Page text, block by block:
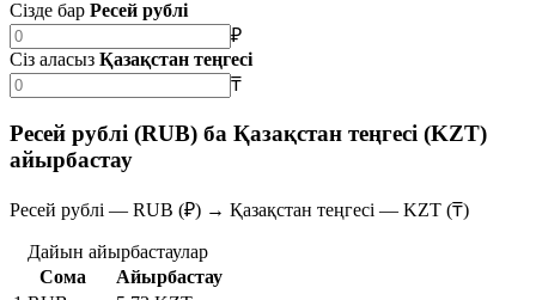
Сізде бар Ресей рублі
₽
Сіз аласыз Қазақстан теңгесі
₸
Ресей рублі (RUB) ба Қазақстан теңгесі (KZT)
айырбастау
Ресей рублі — RUB (₽) → Қазақстан теңгесі — KZT (₸)
Дайын айырбастаулар
Сома
Айырбастау